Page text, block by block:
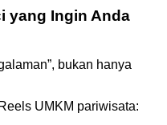
yang Ingin Anda
bukan hanya
UMKM pariwisata: